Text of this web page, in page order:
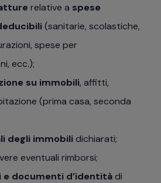
relative a spese
(sanitarie, scolastiche,
spese per
ecc.);
su immobili, affitti,
(prima casa, seconda
degli immobili dichiarati;
eventuali rimborsi;
e documenti d’identitàdi